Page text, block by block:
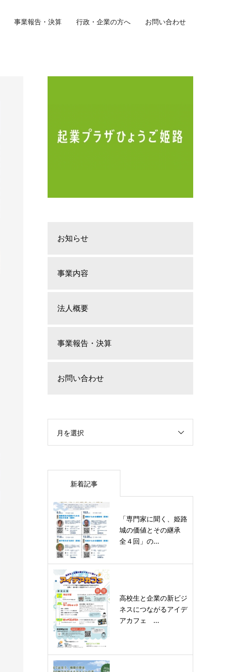
事業報告・決算 行政・企業の方へ お問い合わせ
お知らせ
事業内容
法人概要
事業報告・決算
お問い合わせ
月を選択
新着記事
「専門家に聞く、姫路
城の価値とその継承
全４回」の...
高校生と企業の新ビジ
ネスにつながるアイデ
アカフェ ...